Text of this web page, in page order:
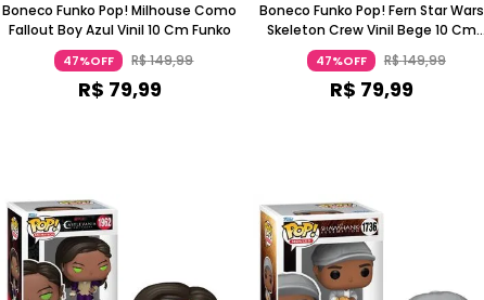
Boneco Funko Pop! Milhouse Como
Fallout Boy Azul Vinil 10 Cm Funko
47%OFF R$149,99
R$ 79,99
Boneco Funko Pop! Fern Star Wars
Skeleton Crew Vinil Bege 10 Cm
Funko
47%OFF R$149,99
R$ 79,99